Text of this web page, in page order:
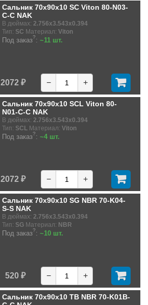
Сальник 70x90x10 SC Viton 80-N03-
C-C NAK
В дюймах: 2.756x3.543x0.394
Тип: SC Материал: Viton
Под заказ?: ~11 шт.
2072 ₽ − +
Сальник 70x90x10 SCL Viton 80-
N01-C-C NAK
В дюймах: 2.756x3.543x0.394
Тип: SCL Материал: Viton
Под заказ?: ~4 шт.
2072 ₽ − +
Сальник 70x90x10 SG NBR 70-K04-
S-S NAK
В дюймах: 2.756x3.543x0.394
Тип: SG Материал: NBR
Под заказ?: ~10 шт.
520 ₽ − +
Сальник 70x90x10 TB NBR 70-K01B-